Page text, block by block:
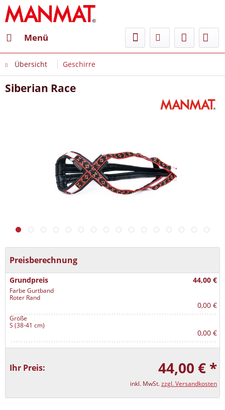
Menü
Übersicht Geschirre
Siberian Race
Preisberechnung
Grundpreis 44,00 €
Farbe Gurtband
Roter Rand
0,00 €
Größe
S (38-41 cm)
0,00 €
Ihr Preis: 44,00 € *
inkl. MwSt.zzgl. Versandkosten